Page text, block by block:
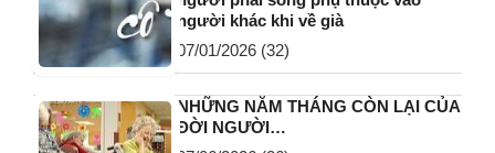
người khác khi về già
07/01/2026 (32)
NHỮNG NĂM THÁNG CÒN LẠI CỦA
ĐỜI NGƯỜI…